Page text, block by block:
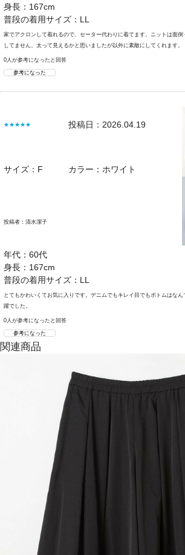
身長：167cm
普段の着用サイズ：LL
家でアクロンして着れるので、セーター代わりに着てます。ニットは面倒
してません。太って見えるかと思いましたが以外に素敵にしてくれます。
0人が参考になったと回答
参考になった
★★★★★ 投稿日：2026.04.19
サイズ：F カラー：ホワイト
投稿者：清水潔子
年代：60代
身長：167cm
普段の着用サイズ：LL
とてもかわいくてお気に入りです。デニムでもキレイ目でもボトムはな
躍でした。
0人が参考になったと回答
参考になった
関連商品